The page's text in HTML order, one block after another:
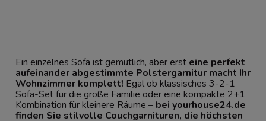
Ein einzelnes Sofa ist gemütlich, aber erst eine perfekt
aufeinander abgestimmte Polstergarnitur macht Ihr
Wohnzimmer komplett! Egal ob klassisches 3-2-1
Sofa-Set für die große Familie oder eine kompakte 2+1
Kombination für kleinere Räume – bei yourhouse24.de
finden Sie stilvolle Couchgarnituren, die höchsten